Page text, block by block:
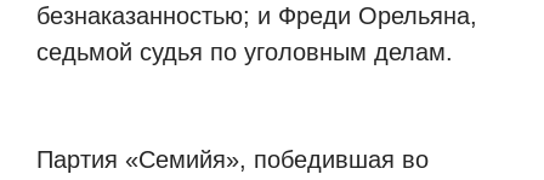
безнаказанностью; и Фреди Орельяна,
седьмой судья по уголовным делам.
Партия «Семийя», победившая во